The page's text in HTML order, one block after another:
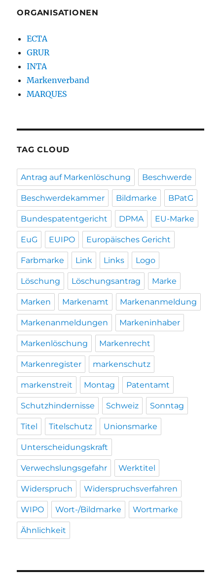
ORGANISATIONEN
ECTA
GRUR
INTA
Markenverband
MARQUES
TAG CLOUD
Antrag auf Markenlöschung Beschwerde
Beschwerdekammer Bildmarke BPatG
Bundespatentgericht DPMA EU-Marke
EuG EUIPO Europäisches Gericht
Farbmarke Link Links Logo
Löschung Löschungsantrag Marke
Marken Markenamt Markenanmeldung
Markenanmeldungen Markeninhaber
Markenlöschung Markenrecht
Markenregister markenschutz
markenstreit Montag Patentamt
Schutzhindernisse Schweiz Sonntag
Titel Titelschutz Unionsmarke
Unterscheidungskraft
Verwechslungsgefahr Werktitel
Widerspruch Widerspruchsverfahren
WIPO Wort-/Bildmarke Wortmarke
Ähnlichkeit